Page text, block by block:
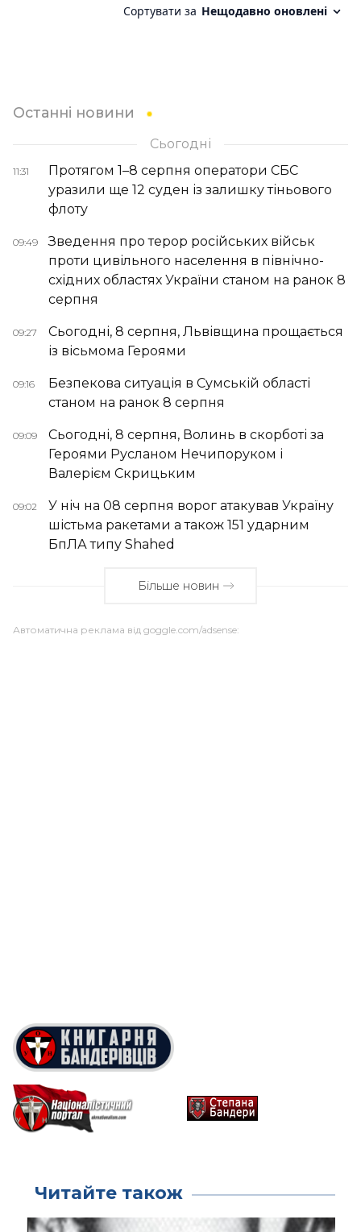
Останні новини
Сьогодні
11:31
Протягом 1–8 серпня оператори СБС
уразили ще 12 суден із залишку тіньового
флоту
09:49
Зведення про терор російських військ
проти цивільного населення в північно-
східних областях України станом на ранок 8
серпня
09:27
Сьогодні, 8 серпня, Львівщина прощається
із вісьмома Героями
09:16
Безпекова ситуація в Сумській області
станом на ранок 8 серпня
09:09
Сьогодні, 8 серпня, Волинь в скорботі за
Героями Русланом Нечипоруком і
Валерієм Скрицьким
09:02
У ніч на 08 серпня ворог атакував Україну
шістьма ракетами а також 151 ударним
БпЛА типу Shahed
Більше новин
Автоматична реклама від goggle.com/adsense:
Читайте також